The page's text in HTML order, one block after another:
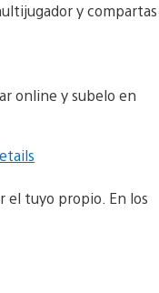
y compartas
online y subelo en
el tuyo propio. En los